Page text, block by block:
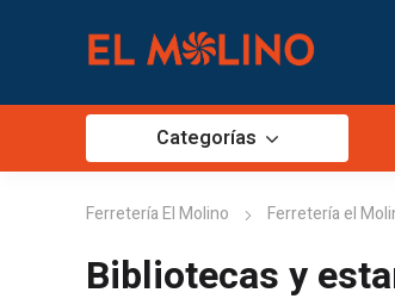
Categorías
Ferretería El Molino Ferretería el
Bibliotecas y